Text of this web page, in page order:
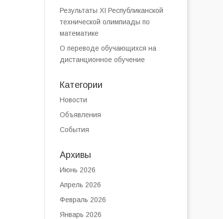
Результаты XI Республиканской
технической олимпиады по
математике
О переводе обучающихся на
дистанционное обучение
Категории
Новости
Объявления
События
Архивы
Июнь 2026
Апрель 2026
Февраль 2026
Январь 2026